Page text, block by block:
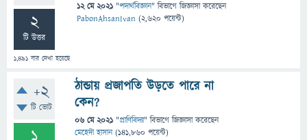
2
টি উত্তর
1,491 বার দেখা হয়েছে
12 মে 2021 "পদার্থবিজ্ঞান" বিভাগে জিজ্ঞাসাকরেছেন
PabonAhsanIvan (2,620 পয়েন্ট)
+2
টি ভোট
ঠান্ডায় প্রজাপতি উড়তে পারে না
কেন?
06 মে 2021 "প্রাণিবিদ্যা" বিভাগে জিজ্ঞাসাকরেছেন
মেহেদী হাসান (141,860 পয়েন্ট)